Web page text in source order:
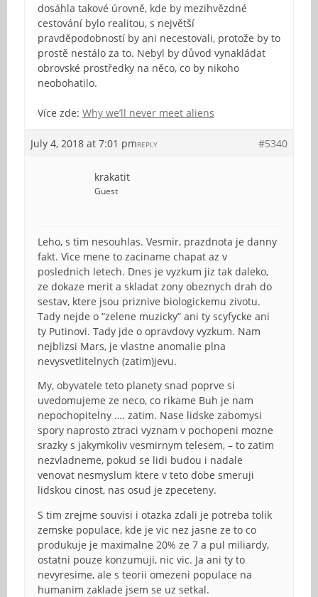
dosáhla takové úrovně, kde by mezihvězdné
cestování bylo realitou, s největší
pravděpodobností by ani necestovali, protože by to
prostě nestálo za to. Nebyl by důvod vynakládat
obrovské prostředky na něco, co by nikoho
neobohatilo.
Více zde: Why we’ll never meet aliens
July 4, 2018 at 7:01 pm #5340
REPLY
krakatit
Guest
Leho, s tim nesouhlas. Vesmir, prazdnota je danny
fakt. Vice mene to zaciname chapat az v
poslednich letech. Dnes je vyzkum jiz tak daleko,
ze dokaze merit a skladat zony obeznych drah do
sestav, ktere jsou priznive biologickemu zivotu.
Tady nejde o “zelene muzicky” ani ty scyfycke ani
ty Putinovi. Tady jde o opravdovy vyzkum. Nam
nejblizsi Mars, je vlastne anomalie plna
nevysvetlitelnych (zatim)jevu.
My, obyvatele teto planety snad poprve si
uvedomujeme ze neco, co rikame Buh je nam
nepochopitelny …. zatim. Nase lidske zabomysi
spory naprosto ztraci vyznam v pochopeni mozne
srazky s jakymkoliv vesmirnym telesem, – to zatim
nezvladneme, pokud se lidi budou i nadale
venovat nesmyslum ktere v teto dobe smeruji
lidskou cinost, nas osud je zpeceteny.
S tim zrejme souvisi i otazka zdali je potreba tolik
zemske populace, kde je vic nez jasne ze to co
produkuje je maximalne 20% ze 7 a pul miliardy,
ostatni pouze konzumuji, nic vic. Ja ani ty to
nevyresime, ale s teorii omezeni populace na
humanim zaklade jsem se uz setkal.